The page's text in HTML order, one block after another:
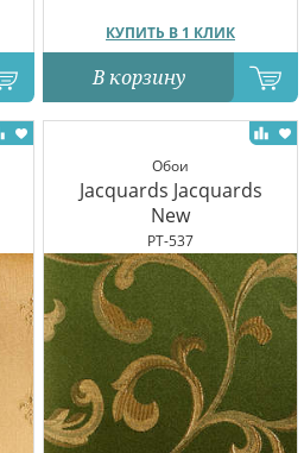
КУПИТЬ В 1 КЛИК
В корзину
Обои
Jacquards Jacquards
New
PT-537